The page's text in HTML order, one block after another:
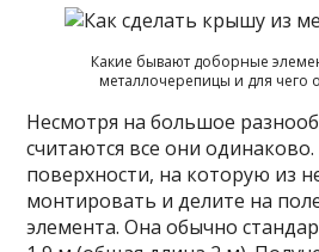
Какие бывают доборные
металлочерепицы и для
Несмотря на большое
считаются все они
поверхности, на которую из
монтировать и делите на
элемента. Она обычно